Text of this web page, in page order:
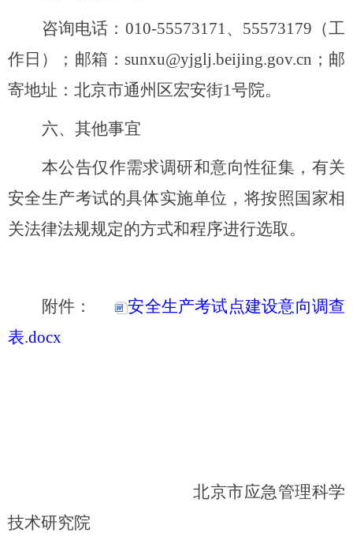
咨询电话： 010-55573171、 55573179 （工
作日 ）；邮箱： sunxu@yjglj.beijing.gov.cn；邮
寄地址：北京市通州区宏安街1号院。
六、 其他事宜
本公告仅作需求调研和意向性征集，有关
安全生产考试的具体实施单位 ，将按照国家相
关法律法规规定的方式和程序进行选取。
附件：安全生产考试点建设意向调查
表.docx
北京市应急管理科学
技术研究院